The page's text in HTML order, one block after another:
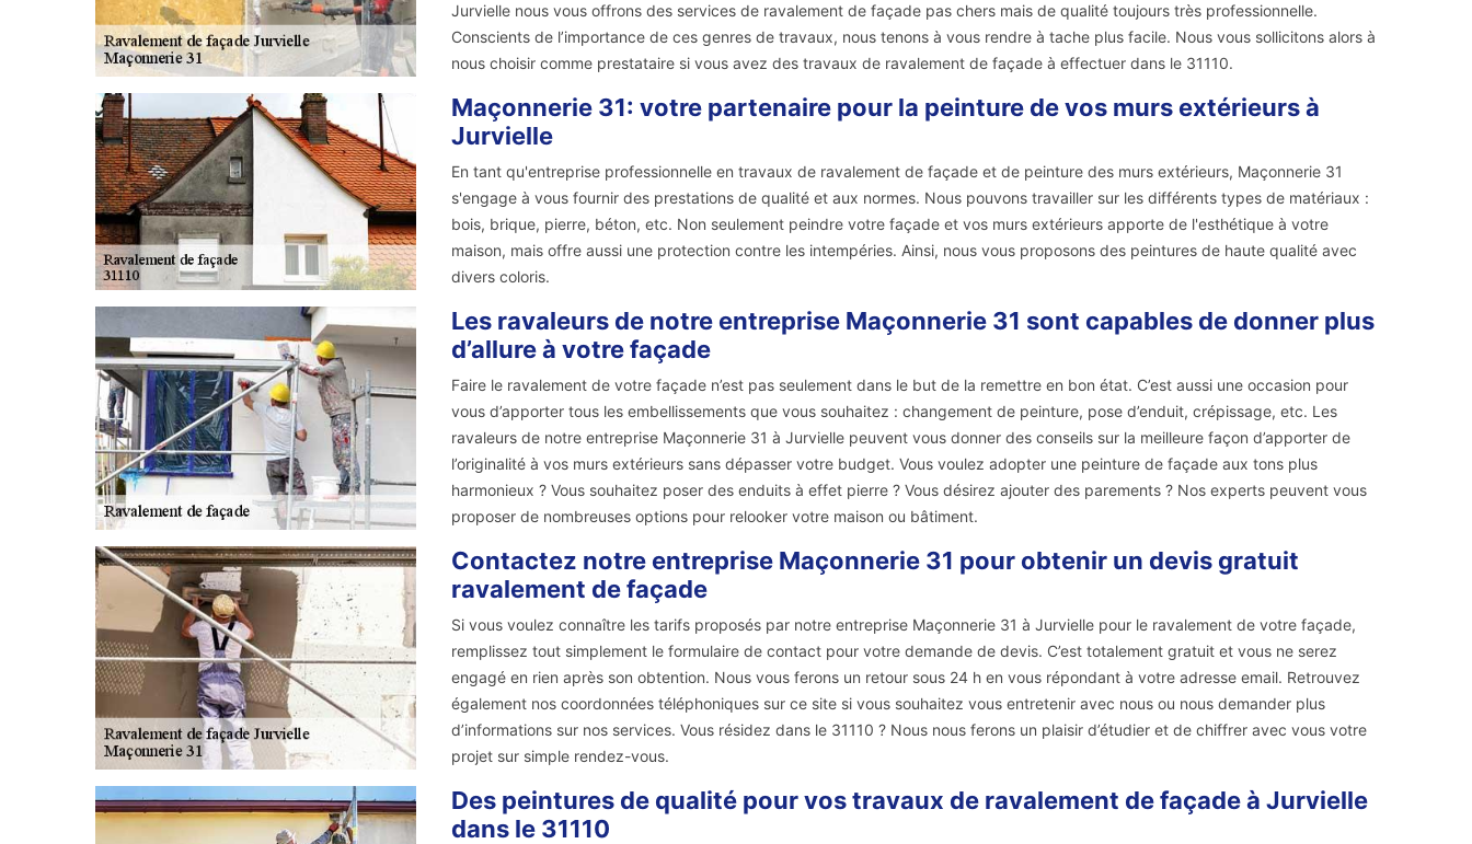
Jurvielle nous vous offrons des services de ravalement de façade pas chers mais de qualité toujours très professionnelle.
Conscients de l’importance de ces genres de travaux, nous tenons à vous rendre à tache plus facile. Nous vous sollicitons alors à
nous choisir comme prestataire si vous avez des travaux de ravalement de façade à effectuer dans le 31110.
Maçonnerie 31: votre partenaire pour la peinture de vos murs extérieurs à
Jurvielle
En tant qu'entreprise professionnelle en travaux de ravalement de façade et de peinture des murs extérieurs, Maçonnerie 31
s'engage à vous fournir des prestations de qualité et aux normes. Nous pouvons travailler sur les différents types de matériaux :
bois, brique, pierre, béton, etc. Non seulement peindre votre façade et vos murs extérieurs apporte de l'esthétique à votre
maison, mais offre aussi une protection contre les intempéries. Ainsi, nous vous proposons des peintures de haute qualité avec
divers coloris.
Les ravaleurs de notre entreprise Maçonnerie 31 sont capables de donner plus
d’allure à votre façade
Faire le ravalement de votre façade n’est pas seulement dans le but de la remettre en bon état. C’est aussi une occasion pour
vous d’apporter tous les embellissements que vous souhaitez : changement de peinture, pose d’enduit, crépissage, etc. Les
ravaleurs de notre entreprise Maçonnerie 31 à Jurvielle peuvent vous donner des conseils sur la meilleure façon d’apporter de
l’originalité à vos murs extérieurs sans dépasser votre budget. Vous voulez adopter une peinture de façade aux tons plus
harmonieux ? Vous souhaitez poser des enduits à effet pierre ? Vous désirez ajouter des parements ? Nos experts peuvent vous
proposer de nombreuses options pour relooker votre maison ou bâtiment.
Contactez notre entreprise Maçonnerie 31 pour obtenir un devis gratuit
ravalement de façade
Si vous voulez connaître les tarifs proposés par notre entreprise Maçonnerie 31 à Jurvielle pour le ravalement de votre façade,
remplissez tout simplement le formulaire de contact pour votre demande de devis. C’est totalement gratuit et vous ne serez
engagé en rien après son obtention. Nous vous ferons un retour sous 24 h en vous répondant à votre adresse email. Retrouvez
également nos coordonnées téléphoniques sur ce site si vous souhaitez vous entretenir avec nous ou nous demander plus
d’informations sur nos services. Vous résidez dans le 31110 ? Nous nous ferons un plaisir d’étudier et de chiffrer avec vous votre
projet sur simple rendez-vous.
Des peintures de qualité pour vos travaux de ravalement de façade à Jurvielle
dans le 31110